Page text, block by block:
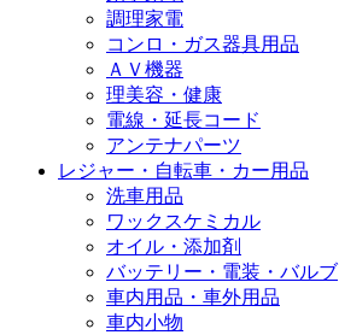
調理家電
コンロ・ガス器具用品
ＡＶ機器
理美容・健康
電線・延長コード
アンテナパーツ
レジャー・自転車・カー用品
洗車用品
ワックスケミカル
オイル・添加剤
バッテリー・電装・バルブ
車内用品・車外用品
車内小物